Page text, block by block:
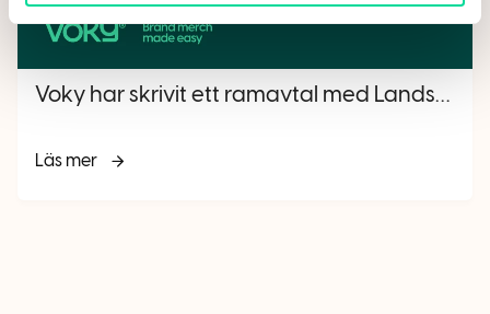
Voky har skrivit ett ramavtal med Landskrona stad
Läs mer